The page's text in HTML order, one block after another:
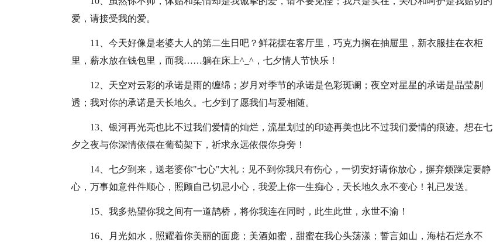
爱，请接受我的爱。
11、今天好像是老婆大人的第二生日吧？鲜花摆在客厅里，巧克力搁在抽屉里，新衣服挂在衣柜
里，薪水放在钱包里，而我……躺在床上^_^，七夕情人节快乐！
12、天空对云彩的承诺是雨的缠绵；岁月对季节的承诺是色彩斑谰；夜空对星星的承诺是晶莹剔
透；我对你的承诺是天长地久。七夕到了愿我们与爱相随。
13、银河再光亮也比不过我们爱情的灿烂，流星划过的印迹再美也比不过我们爱情的痕迹。想在七
夕之夜与你深情依偎在葡萄架下，祈求永远依偎你身旁！
14、七夕到来，送老婆你"七心"大礼：见不到你我只有伤心，一切安好请你放心，摒弃烦躁定要静
心，万事如意件件顺心，照顾自己切忌小心，我爱上你一生痴心，天长地久永不变心！礼已发送。
15、我多热望你我之间有一道鹊桥，将你我连在同时，此生此世，永世不渝！
16、月光如水，照耀着你美丽的面庞；美酒如蜜，甜蜜在我心头荡漾；誓言如山，海枯石烂永不